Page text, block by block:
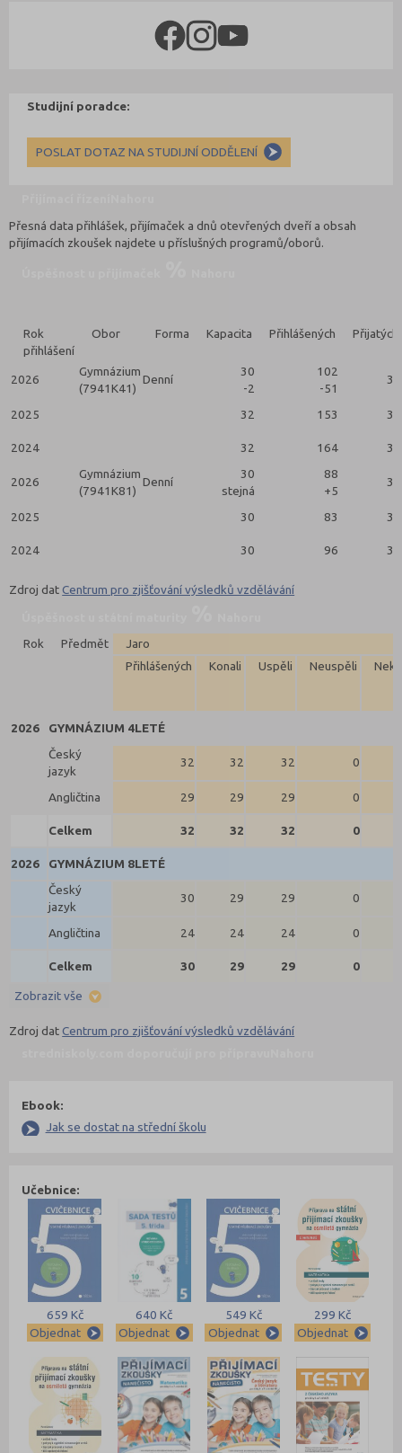
Studijní poradce:
POSLAT DOTAZ NA STUDIJNÍ ODDĚLENÍ
Přesná data přihlášek, přijímaček a dnů otevřených dveří a obsah
přijímacích zkoušek najdete u příslušných programů/oborů.
Rok
přihlášení
Obor Forma Kapacita Přihlášených Přijatých
2026
Gymnázium
(7941K41)
Denní
30
-2
102
-51
30
2025 32 153 32
2024 32 164 32
2026
Gymnázium
(7941K81)
Denní
30
stejná
88
+5
30
2025 30 83 30
2024 30 96 30
Zdroj datCentrum pro zjišťování výsledků vzdělávání
Rok
Předmět
Jaro
Přihlášených
Konali Uspěli Neuspěli
2026
GYMNÁZIUM 4LETÉ
Český
jazyk
32 32 32 0
Angličtina 29 29 29 0
Celkem 32 32 32 0
2026
GYMNÁZIUM 8LETÉ
Český
jazyk
30 29 29 0
Angličtina 24 24 24 0
Celkem 30 29 29 0
Zobrazit vše
Zdroj datCentrum pro zjišťování výsledků vzdělávání
Ebook:
Jak se dostat na střední školu
Učebnice:
659 Kč
Objednat
640 Kč
Objednat
549 Kč
Objednat
299 Kč
Objednat